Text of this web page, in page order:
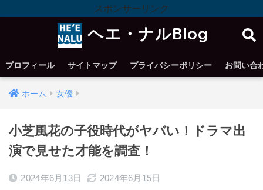
スポンサーリンク
ヘエ・ナルBlog
プロフィール サイトマップ プライバシーポリシー お問い合
ホーム 女優
小芝風花の子役時代がヤバい！ドラマ出
演で見せた才能を調査！
2024年6月13日 2024年6月15日